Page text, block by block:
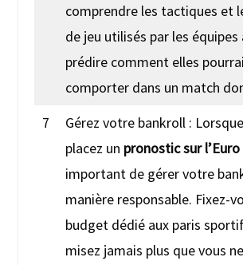
comprendre les tactiques et
de jeu utilisés par les
prédire comment elles
comporter dans un match
7
Gérez votre bankroll :
placez un pronostic sur l’Euro
important de gérer votre
manière responsable. Fixez-
budget dédié aux paris
misez jamais plus que vous